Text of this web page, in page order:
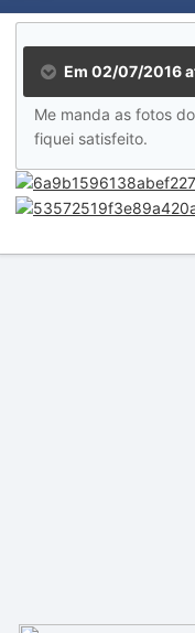
Em 02/07/2016
Me manda as fotos
fiquei satisfeito.